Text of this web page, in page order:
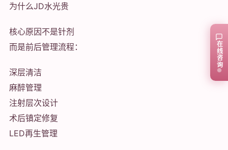
为什么JD水光贵
核心原因不是针剂
而是前后管理流程：
深层清洁
麻醉管理
注射层次设计
术后镇定修复
LED再生管理
在线咨询